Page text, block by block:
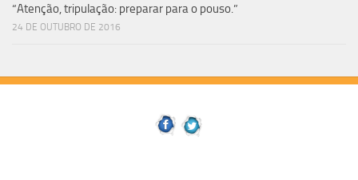
“Atenção, tripulação: preparar para o pouso.”
24 DE OUTUBRO DE 2016